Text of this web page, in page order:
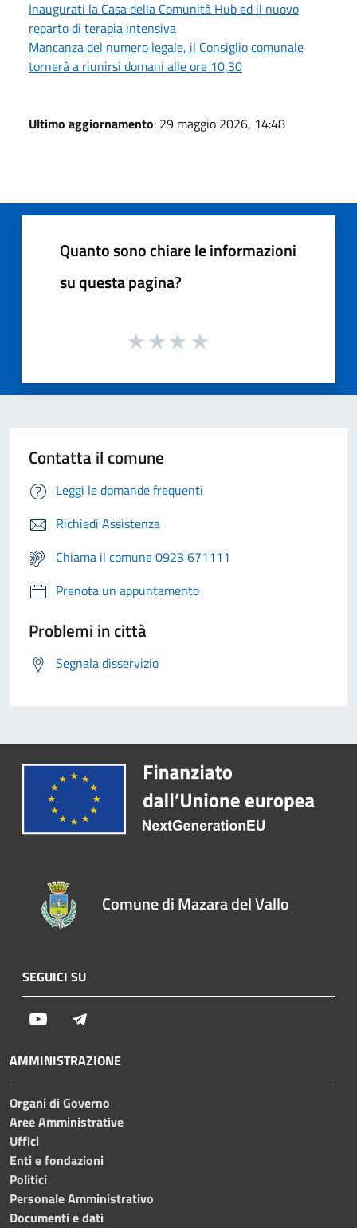
Inaugurati la Casa della Comunità Hub ed il nuovo
reparto di terapia intensiva
Mancanza del numero legale, il Consiglio comunale
tornerà a riunirsi domani alle ore 10,30
Ultimo aggiornamento: 29 maggio 2026, 14:48
Quanto sono chiare le informazioni
su questa pagina?
Contatta il comune
Leggi le domande frequenti
Richiedi Assistenza
Chiama il comune 0923 671111
Prenota un appuntamento
Problemi in città
Segnala disservizio
Comune di Mazara del Vallo
SEGUICI SU
Youtube
AMMINISTRAZIONE
Organi di Governo
Aree Amministrative
Uffici
Enti e fondazioni
Politici
Personale Amministrativo
Documenti e dati